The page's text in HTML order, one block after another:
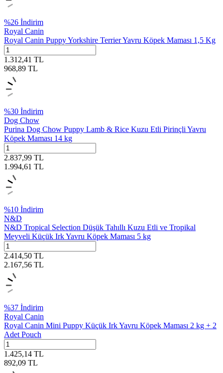
%26 İndirim
Royal Canin
Royal Canin Puppy Yorkshire Terrier Yavru Köpek Maması 1,5 Kg
1.312,41 TL
968,89 TL
%30 İndirim
Dog Chow
Purina Dog Chow Puppy Lamb & Rice Kuzu Etli Pirinçli Yavru
Köpek Maması 14 kg
2.837,99 TL
1.994,61 TL
%10 İndirim
N&D
N&D Tropical Selection Düşük Tahıllı Kuzu Etli ve Tropikal
Meyveli Küçük Irk Yavru Köpek Maması 5 kg
2.414,50 TL
2.167,56 TL
%37 İndirim
Royal Canin
Royal Canin Mini Puppy Küçük Irk Yavru Köpek Maması 2 kg + 2
Adet Pouch
1.425,14 TL
892,09 TL